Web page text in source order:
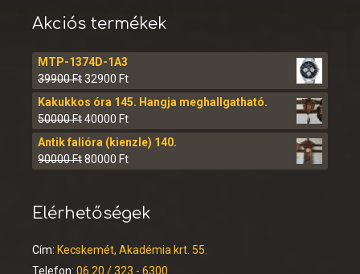
Akciós termékek
MTP-1374D-1A3
39900Ft32900 Ft
Kakukkos óra 145. Hangja meghallgatható.
50000Ft40000 Ft
Antik falióra (kienzle) 140.
90000Ft80000 Ft
Elérhetőségek
Cím: Kecskemét, Akadémia krt. 55.
Telefon: 06 20 / 323 - 6300